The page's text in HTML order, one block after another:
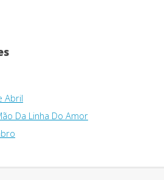
Abril
Da Linha Do Amor